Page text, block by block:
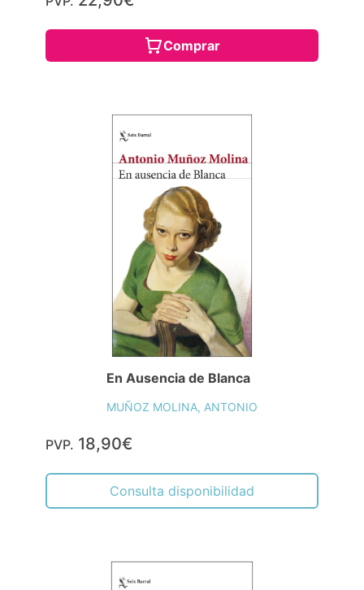
Comprar
En Ausencia de Blanca
MUÑOZ MOLINA, ANTONIO
PVP. 18,90€
Consulta disponibilidad